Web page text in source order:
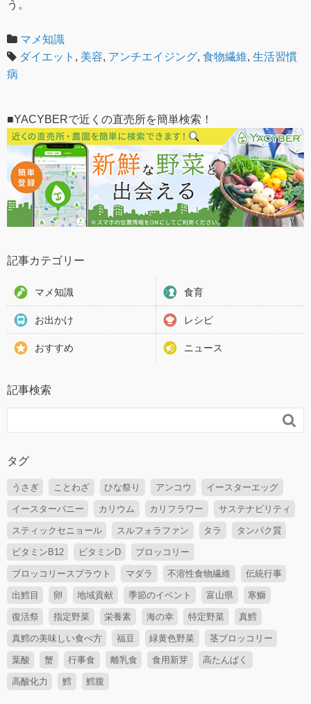
う。
マメ知識
ダイエット , 美容, アンチエイジング, 食物繊維, 生活習慣
病
■YACYBERで近くの直売所を簡単検索！
記事カテゴリー
マメ知識 食育
お出かけ レシピ
おすすめ ニュース
記事検索

タグ
うさぎ ことわざ ひな祭り アンコウ イースターエッグ
イースターバニー カリウム カリフラワー サステナビリティ
スティックセニョール スルフォラファン タラ タンパク質
ビタミンB12 ビタミンD ブロッコリー
ブロッコリースプラウト マダラ 不溶性食物繊維 伝統行事
出鱈目 卵 地域貢献 季節のイベント 富山県 寒鰤
復活祭 指定野菜 栄養素 海の幸 特定野菜 真鱈
真鱈の美味しい食べ方 福豆 緑黄色野菜 茎ブロッコリー
葉酸 蟹 行事食 離乳食 食用新芽 高たんぱく
高酸化力 鱈 鱈腹